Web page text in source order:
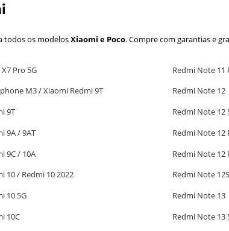
todos os modelosXiaomi e Poco. Compre com garantias e
Pro 5G
M3 / Xiaomi Redmi 9T
9T
9A / 9AT
9C / 10A
10 / Redmi 10 2022
10 5G
10C
Redmi Note 11
Redmi Note 12
Redmi Note 12
Redmi Note 12
Redmi Note 12
Redmi Note 12S
Redmi Note 13
Redmi Note 13